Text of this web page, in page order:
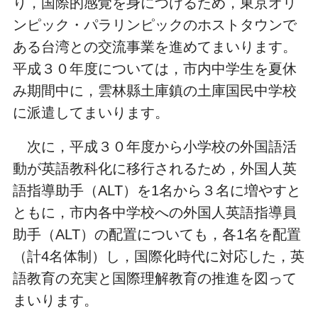
ンピック・パラリンピックのホストタウンで
ある台湾との交流事業を進めてまいります。
平成３０年度については，市内中学生を夏休
み期間中に，雲林縣土庫鎮の土庫国民中学校
に派遣してまいります。
次に，平成３０年度から小学校の外国語活
動が英語教科化に移行されるため，外国人英
語指導助手（ALT）を1名から３名に増やすと
ともに，市内各中学校への外国人英語指導員
助手（ALT）の配置についても，各1名を配置
（計4名体制）し，国際化時代に対応した，英
語教育の充実と国際理解教育の推進を図って
まいります。